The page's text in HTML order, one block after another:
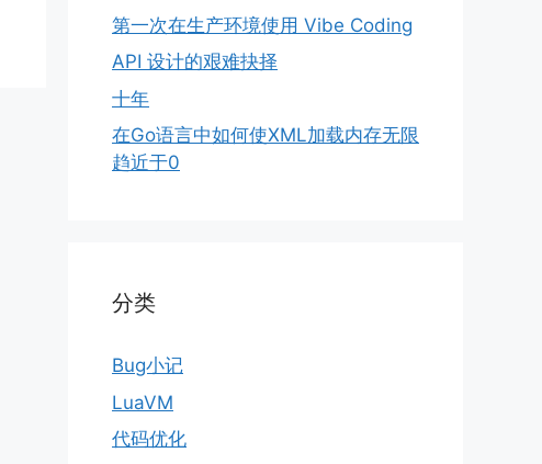
第一次在生产环境使用 Vibe Coding
API 设计的艰难抉择
十年
在Go语言中如何使XML加载内存无限
趋近于0
分类
Bug小记
LuaVM
代码优化